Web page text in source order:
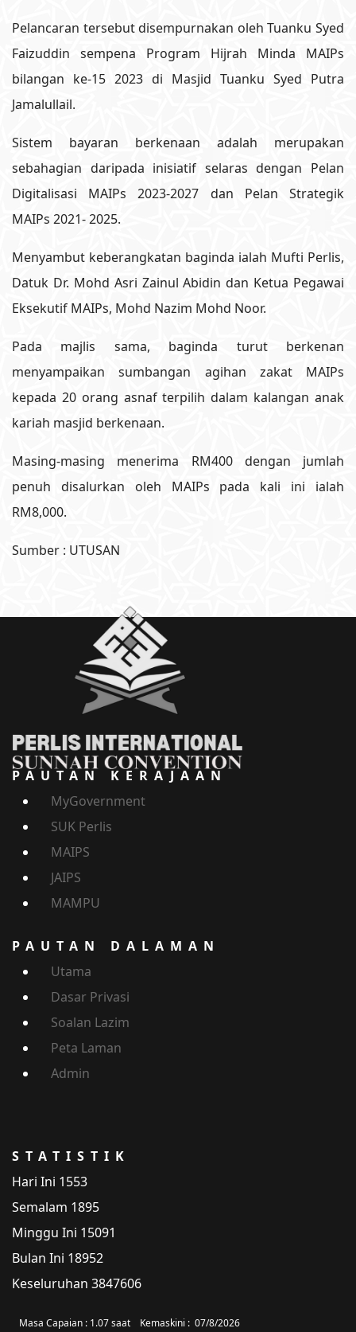
Pelancaran tersebut disempurnakan oleh Tuanku Syed
Faizuddin sempena Program Hijrah Minda MAIPs
bilangan ke-15 2023 di Masjid Tuanku Syed Putra
Jamalullail.
Sistem bayaran berkenaan adalah merupakan
sebahagian daripada inisiatif selaras dengan Pelan
Digitalisasi MAIPs 2023-2027 dan Pelan Strategik
MAIPs 2021- 2025.
Menyambut keberangkatan baginda ialah Mufti Perlis,
Datuk Dr. Mohd Asri Zainul Abidin dan Ketua Pegawai
Eksekutif MAIPs, Mohd Nazim Mohd Noor.
Pada majlis sama, baginda turut berkenan
menyampaikan sumbangan agihan zakat MAIPs
kepada 20 orang asnaf terpilih dalam kalangan anak
kariah masjid berkenaan.
Masing-masing menerima RM400 dengan jumlah
penuh disalurkan oleh MAIPs pada kali ini ialah
RM8,000.
Sumber : UTUSAN
PAUTAN KERAJAAN
MyGovernment
SUK Perlis
MAIPS
JAIPS
MAMPU
PAUTAN DALAMAN
Utama
Dasar Privasi
Soalan Lazim
Peta Laman
Admin
STATISTIK
Hari Ini 1553
Semalam 1895
Minggu Ini 15091
Bulan Ini 18952
Keseluruhan 3847606
Masa Capaian : 1.07 saat Kemaskini : 07/8/2026